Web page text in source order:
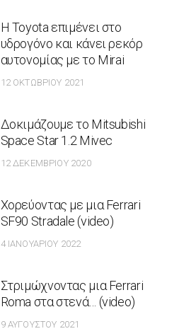
Η Toyota επιμένει στο
υδρογόνο και κάνει ρεκόρ
αυτονομίας με το Mirai
12 ΟΚΤΩΒΡΊΟΥ 2021
Δοκιμάζουμε το Mitsubishi
Space Star 1.2 Mivec
12 ΔΕΚΕΜΒΡΊΟΥ 2020
Χορεύοντας με μια Ferrari
SF90 Stradale (video)
4 ΙΑΝΟΥΑΡΊΟΥ 2022
Στριμώχνοντας μια Ferrari
Roma στα στενά… (video)
9 ΑΥΓΟΎΣΤΟΥ 2021